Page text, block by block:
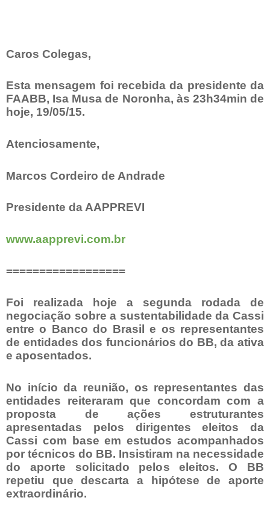
Caros Colegas,
Esta mensagem foi recebida da presidente da
FAABB, Isa Musa de Noronha, às 23h34min de
hoje, 19/05/15.
Atenciosamente,
Marcos Cordeiro de Andrade
Presidente da AAPPREVI
www.aapprevi.com.br
==================
Foi realizada hoje a segunda rodada de
negociação sobre a sustentabilidade da Cassi
entre o Banco do Brasil e os representantes
de entidades dos funcionários do BB, da ativa
e aposentados.
No início da reunião, os representantes das
entidades reiteraram que concordam com a
proposta de ações estruturantes
apresentadas pelos dirigentes eleitos da
Cassi com base em estudos acompanhados
por técnicos do BB. Insistiram na necessidade
do aporte solicitado pelos eleitos. O BB
repetiu que descarta a hipótese de aporte
extraordinário.